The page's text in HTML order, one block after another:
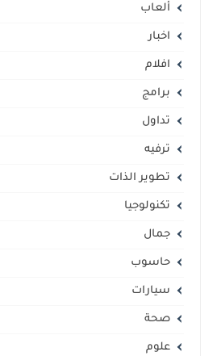
ألعاب
اخبار
افلام
برامج
تداول
ترفيه
تطوير الذات
تكنولوجيا
جمال
حاسوب
سيارات
صحة
علوم